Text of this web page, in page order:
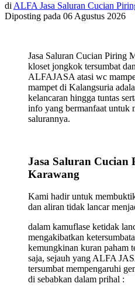
di ALFA Jasa Saluran Cucian
Diposting pada 06 Agustus 2026
Jasa Saluran Cucian Piring
kloset jongkok tersumbat
ALFAJASA atasi wc
mampet di Kalangsuria
kelancaran hingga tuntas
info yang bermanfaat untuk
salurannya.
Jasa Saluran
Karawang
Kami hadir untuk
dan aliran tidak lancar
dalam kamuflase ketidak
mengakibatkan
kemungkinan kuran paham
saja, sejauh yang ALFA
tersumbat mempengaruhi
di sebabkan dalam prihal :